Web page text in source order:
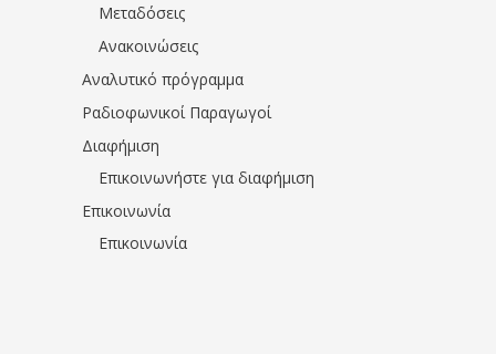
Μεταδόσεις
Ανακοινώσεις
Αναλυτικό πρόγραμμα
Ραδιοφωνικοί Παραγωγοί
Διαφήμιση
Επικοινωνήστε για διαφήμιση
Επικοινωνία
Επικοινωνία